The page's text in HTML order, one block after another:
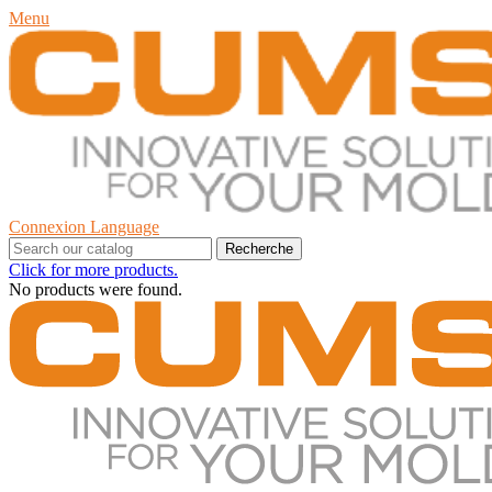
Menu
Connexion Language
Recherche
Click for more products.
No products were found.